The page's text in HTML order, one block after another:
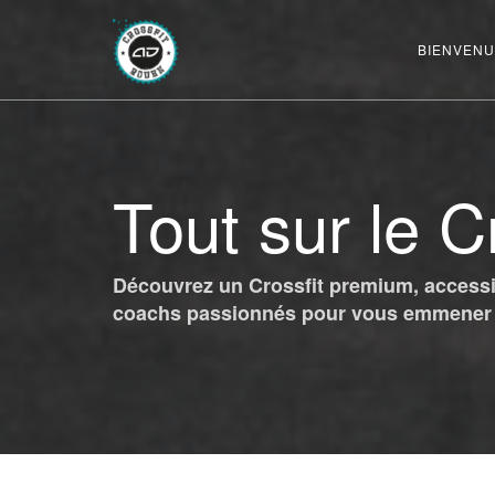
Tout sur le
Découvrez un Crossfit premium,
coachs passionnés pour vous